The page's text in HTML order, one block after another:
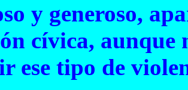
y generoso,
cívica, aunque
ese tipo de